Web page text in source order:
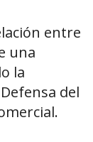
entre
una
la
del